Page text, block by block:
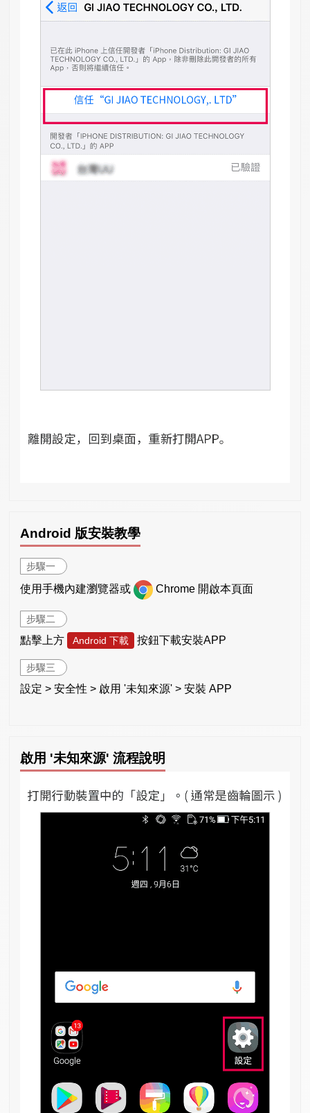
Android 版安裝教學
步驟一
使用手機內建瀏覽器或 Chrome 開啟本頁面
步驟二
點擊上方 Android 下載 按鈕下載安裝APP
步驟三
設定 > 安全性 > 啟用 '未知來源' > 安裝 APP
啟用 '未知來源' 流程說明